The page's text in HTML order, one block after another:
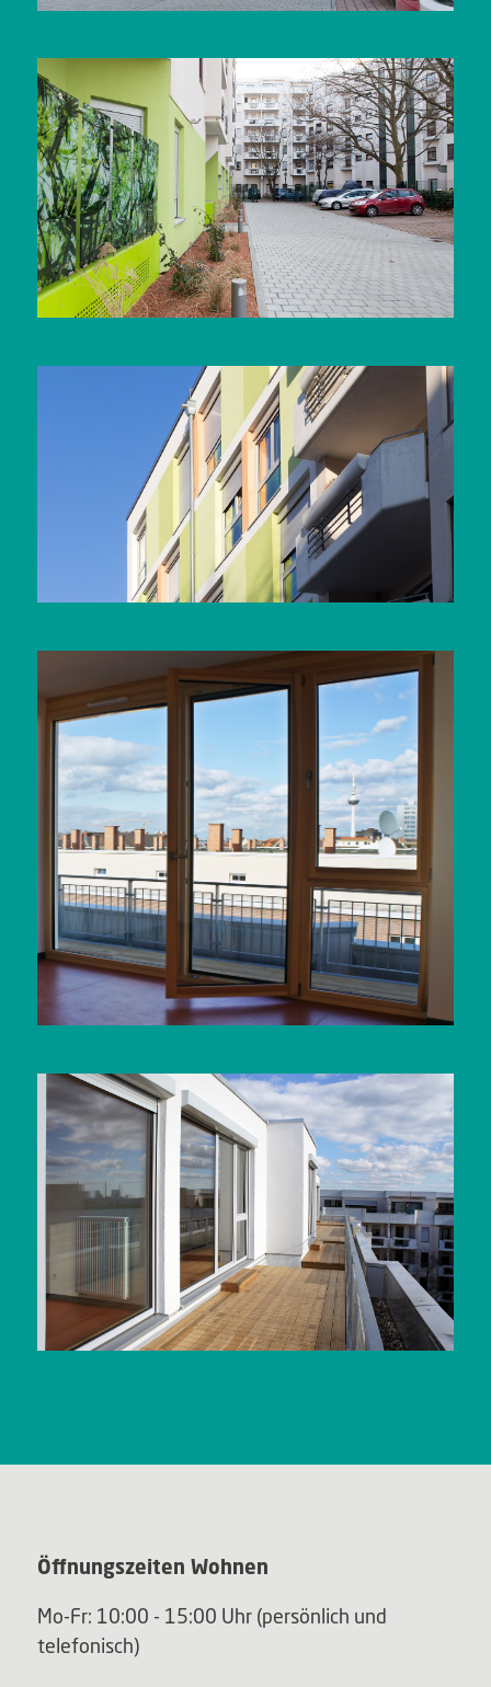
Öffnungszeiten Wohnen
Mo-Fr: 10:00 - 15:00 Uhr (persönlich und
telefonisch)